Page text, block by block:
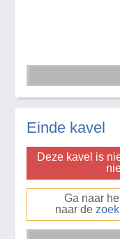
Einde kavel
Deze kavel is
Ga naar
naar de